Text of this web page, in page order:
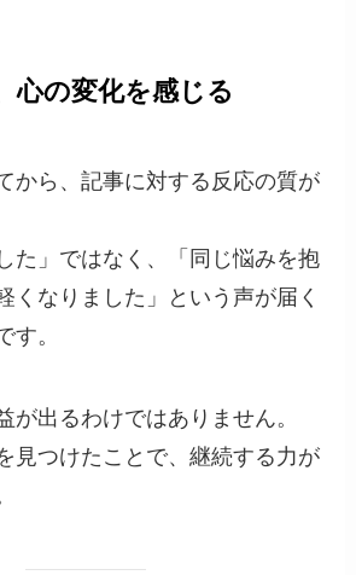
心の変化を感じる
から、記事に対する反応の質が
た」ではなく、「同じ悩みを抱
くなりました」という声が届く
す。
が出るわけではありません。
見つけたことで、継続する力が